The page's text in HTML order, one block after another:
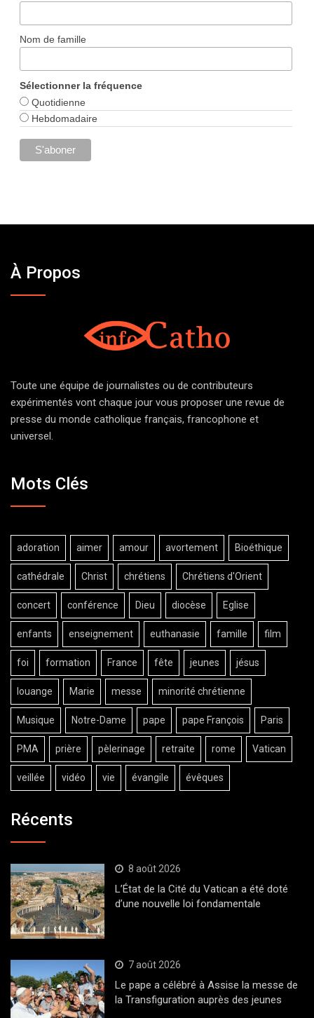
Nom de famille
Sélectionner la fréquence
Quotidienne
Hebdomadaire
À Propos
Toute une équipe de journalistes ou de contributeurs
expérimentés vont chaque jour vous proposer une revue de
presse du monde catholique français, francophone et
universel.
Mots Clés
adoration aimer amour avortement Bioéthique
cathédrale Christ chrétiens Chrétiens d'Orient
concert conférence Dieu diocèse Eglise
enfants enseignement euthanasie famille film
foi formation France fête jeunes jésus
louange Marie messe minorité chrétienne
Musique Notre-Dame pape pape François Paris
PMA prière pèlerinage retraite rome Vatican
veillée vidéo vie évangile évêques
Récents
8 août 2026
L’État de la Cité du Vatican a été doté
d’une nouvelle loi fondamentale
7 août 2026
Le pape a célébré à Assise la messe de
la Transfiguration auprès des jeunes